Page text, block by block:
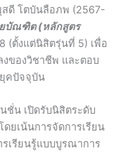
ดี โตบันลือภพ (2567-
บัณฑิต (หลักสูตร
(ตั้งแต่นิสิตรุ่นที่ 5) เพื่อ
ของวิชาชีพ และตอบ
คปัจจุบัน
น เปิดรับนิสิตระดับ
ยเน้นการจัดการเรียน
เรียนรู้แบบบูรณาการ